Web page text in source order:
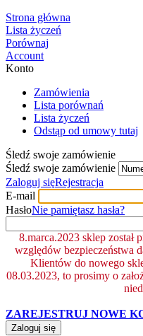
Strona główna
Lista życzeń
Porównaj
Account
Konto
Zamówienia
Lista porównań
Lista życzeń
Odstąp od umowy tutaj
Śledź swoje zamówienie
Śledź swoje zamówienie
Zaloguj sięRejestracja
E-mail
HasłoNie pamiętasz hasła?
8.marca.2023 sklep został
względów bezpieczeństwa
Klientów do nowego
08.03.2023, to prosimy o
ZAREJESTRUJ NOWE
Zaloguj się